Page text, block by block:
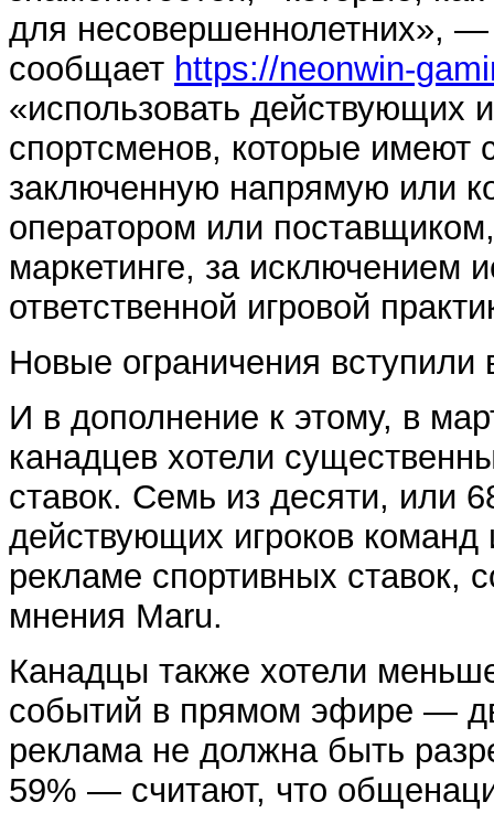
для несовершеннолетних», —
сообщает https://neonwin-
«использовать
спортсменов, которые имеют
заключенную напрямую или
оператором или
маркетинге, за исключением
ответственной игровой
Новые ограничения
И в дополнение к этому, в
канадцев хотели
ставок. Семь из десяти, или
действующих игроков команд
рекламе спортивных ставок,
мнения Maru.
Канадцы также хотели
событий в прямом эфире —
реклама не должна быть
59% — считают, что